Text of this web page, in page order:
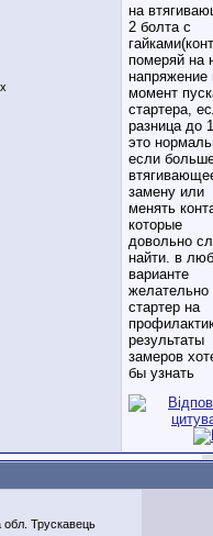
на
2 болта с
померяй на
напряжение
момент
стартера,
разница до
это
если
замену или
менять
которые
довольно
найти. в
варианте
желательно
стартер на
результаты
замеров
бы узнать
обл. Трускавець